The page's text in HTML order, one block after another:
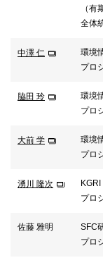
（
全体
中澤 仁
環境
プロ
脇田 玲
環境
プロ
大前 学
環境
プロ
湧川 隆次
プロ
佐藤 雅明
SFC
プロ